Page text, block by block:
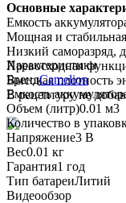
Основные
Емкость
Мощная и
Низкий саморазряд,
Превосходная
Высокая плотность
В рецептуру не
Характеристики
БрендCamelion
Емкость
Объем (литр)0.01 м3
Количество в
Напряжение3 В
Вес0.01 кг
Гарантия1 год
Тип батареиЛитий
Видеообзор